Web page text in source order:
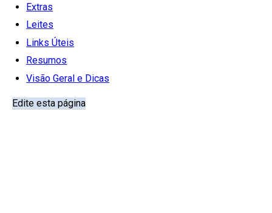
Extras
Leites
Links Úteis
Resumos
Visão Geral e Dicas
Edite esta página